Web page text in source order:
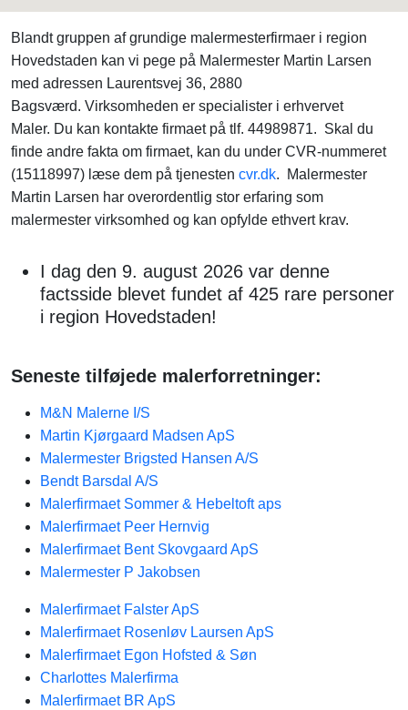
Blandt gruppen af grundige malermesterfirmaer i region
Hovedstaden kan vi pege på Malermester Martin Larsen
med adressen Laurentsvej 36, 2880
Bagsværd. Virksomheden er specialister i erhvervet
Maler. Du kan kontakte firmaet på tlf. 44989871. Skal du
finde andre fakta om firmaet, kan du under CVR-nummeret
(15118997) læse dem på tjenesten cvr.dk. Malermester
Martin Larsen har overordentlig stor erfaring som
malermester virksomhed og kan opfylde ethvert krav.
I dag den 9. august 2026 var denne
factsside blevet fundet af 425 rare personer
i region Hovedstaden!
Seneste tilføjede malerforretninger:
M&N Malerne I/S
Martin Kjørgaard Madsen ApS
Malermester Brigsted Hansen A/S
Bendt Barsdal A/S
Malerfirmaet Sommer & Hebeltoft aps
Malerfirmaet Peer Hernvig
Malerfirmaet Bent Skovgaard ApS
Malermester P Jakobsen
Malerfirmaet Falster ApS
Malerfirmaet Rosenløv Laursen ApS
Malerfirmaet Egon Hofsted & Søn
Charlottes Malerfirma
Malerfirmaet BR ApS